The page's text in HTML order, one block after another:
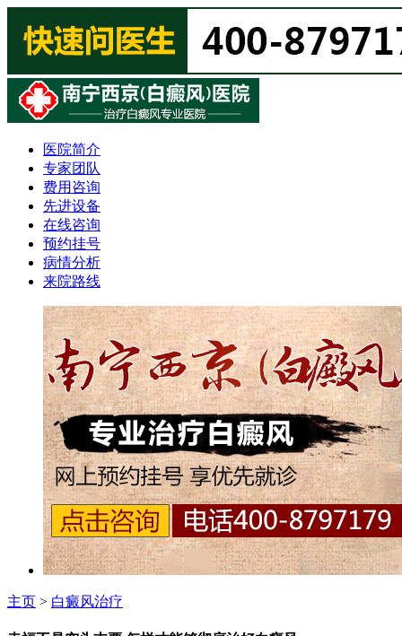
医院简介
专家团队
费用咨询
先进设备
在线咨询
预约挂号
病情分析
来院路线
主页 > 白癜风治疗